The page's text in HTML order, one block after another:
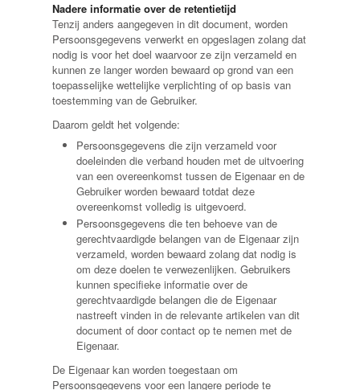
Nadere informatie over de retentietijd
Tenzij anders aangegeven in dit document, worden
Persoonsgegevens verwerkt en opgeslagen zolang dat
nodig is voor het doel waarvoor ze zijn verzameld en
kunnen ze langer worden bewaard op grond van een
toepasselijke wettelijke verplichting of op basis van
toestemming van de Gebruiker.
Daarom geldt het volgende:
Persoonsgegevens die zijn verzameld voor
doeleinden die verband houden met de uitvoering
van een overeenkomst tussen de Eigenaar en de
Gebruiker worden bewaard totdat deze
overeenkomst volledig is uitgevoerd.
Persoonsgegevens die ten behoeve van de
gerechtvaardigde belangen van de Eigenaar zijn
verzameld, worden bewaard zolang dat nodig is
om deze doelen te verwezenlijken. Gebruikers
kunnen specifieke informatie over de
gerechtvaardigde belangen die de Eigenaar
nastreeft vinden in de relevante artikelen van dit
document of door contact op te nemen met de
Eigenaar.
De Eigenaar kan worden toegestaan om
Persoonsgegevens voor een langere periode te